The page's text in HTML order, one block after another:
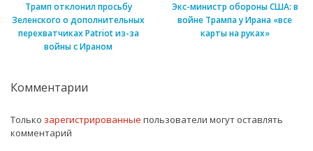
Трамп отклонил просьбу
Зеленского о дополнительных
перехватчиках Patriot из-за
войны с Ираном
Экс-министр обороны США: в
войне Трампа у Ирана «все
карты на руках»
Комментарии
Только зарегистрированные пользователи могут оставлять
комментарий